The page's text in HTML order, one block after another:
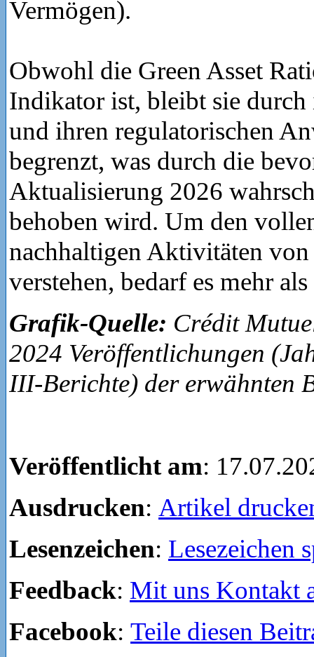
Vermögen).
Obwohl die Green Asset
Indikator ist, bleibt sie
und ihren regulatorischen
begrenzt, was durch die
Aktualisierung 2026
behoben wird. Um den
nachhaltigen Aktivitäten
verstehen, bedarf es mehr
Grafik-Quelle: Crédit
2024 Veröffentlichungen
III-Berichte) der erwähnten
Veröffentlicht am:
Ausdrucken: Artikel
Lesenzeichen: Lesezeichen
Feedback: Mit uns Kontakt
Facebook: Teile diesen